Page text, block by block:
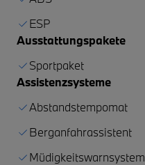
ESP
Ausstattungspakete
Sportpaket
Assistenzsysteme
Abstandstempomat
Berganfahrassistent
Müdigkeitswarnsystem